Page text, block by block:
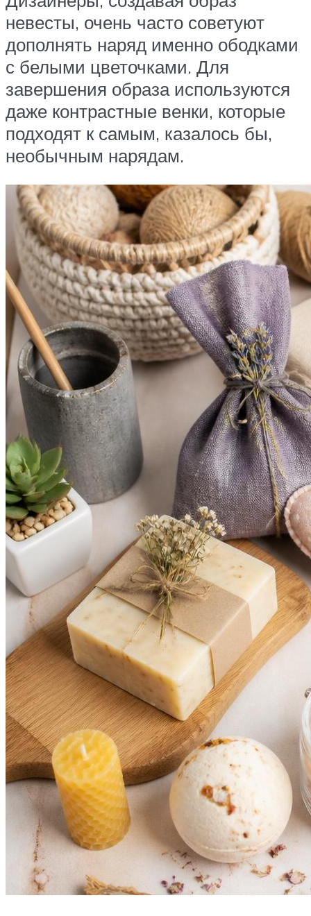
невесты, очень часто советуют
дополнять наряд именно ободками
с белыми цветочками. Для
завершения образа используются
даже контрастные венки, которые
подходят к самым, казалось бы,
необычным нарядам.